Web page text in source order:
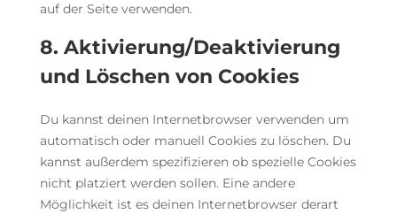
auf der Seite verwenden.
8. Aktivierung/Deaktivierung
und Löschen von Cookies
Du kannst deinen Internetbrowser verwenden um
automatisch oder manuell Cookies zu löschen. Du
kannst außerdem spezifizieren ob spezielle Cookies
nicht platziert werden sollen. Eine andere
Möglichkeit ist es deinen Internetbrowser derart